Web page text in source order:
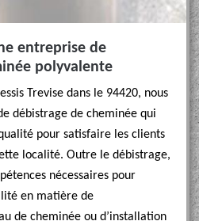
entreprise de
polyvalente
Trevise dans le 94420, nous
débistrage de cheminée qui
pour satisfaire les clients
localité. Outre le débistrage,
nécessaires pour
en matière de
de cheminée ou d’installation